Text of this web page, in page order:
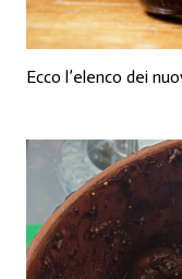
Ecco l’elenco dei